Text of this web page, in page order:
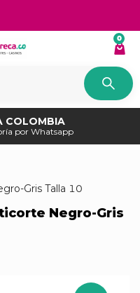
0
COLOMBIA
por Whatsapp
Gris Talla 10
Negro-Gris